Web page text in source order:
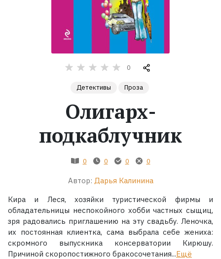
Экранизации
Коллекции
0
Детективы Проза
Олигарх-
подкаблучник
0 0 0 0
Автор: Дарья Калинина
Кира и Леся, хозяйки туристической фирмы и
обладательницы неспокойного хобби частных сыщиц,
зря радовались приглашению на эту свадьбу. Леночка,
их постоянная клиентка, сама выбрала себе жениха:
скромного выпускника консерватории Кирюшу.
Причиной скоропостижного бракосочетания...Ещё